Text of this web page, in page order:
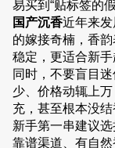
易买到“贴标签的假
国产沉香近年来
的嫁接奇楠，香
稳定，更适合新手
同时，不要盲目
少、价格动辄上
充，甚至根本没结
新手第一串建议选
靠谱渠道、有自